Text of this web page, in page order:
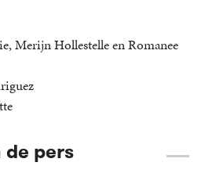
Merijn Hollestelle en Romanee
de pers